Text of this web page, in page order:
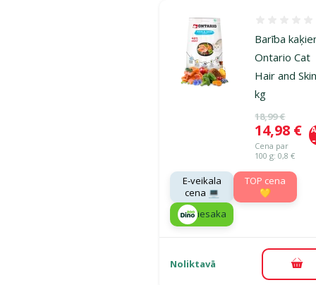
Barība
Ontario Cat
Hair and
kg
Oriģinālā
18,99 €
Cena
14,98 €
Cena par
100 g: 0,8 €
E-veikala
cena 💻
TOP cena
💛
iesaka
Noliktavā